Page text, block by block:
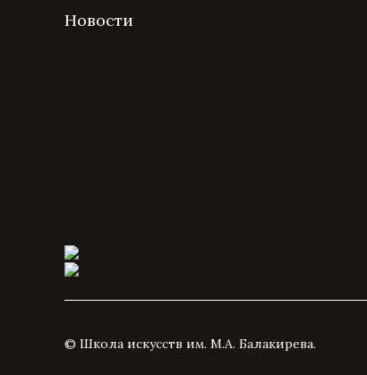
Новости
© Школа искусств им. М.А. Балакирева.